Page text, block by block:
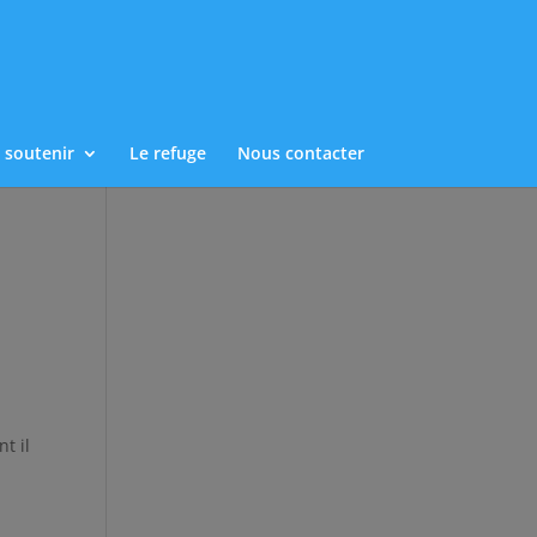
soutenir Le refuge Nous contacter
il